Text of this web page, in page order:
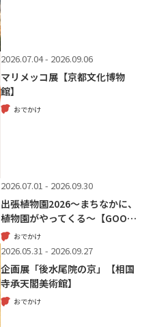
2026.07.04 - 2026.09.06
マリメッコ展【京都文化博物
館】
おでかけ
2026.07.01 - 2026.09.30
出張植物園2026～まちなかに、
植物園がやってくる～【GOO…
おでかけ
2026.05.31 - 2026.09.27
企画展「後水尾院の京」【相国
寺承天閣美術館】
おでかけ